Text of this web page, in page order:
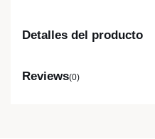
Detalles del producto
Reviews(0)